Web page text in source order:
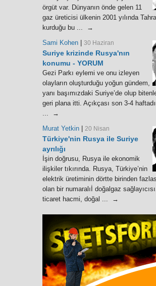
örgüt var. Dünyanın önde gelen 11
gaz üreticisi ülkenin 2001 yılında
kurduğu bu ... →
Sami Kohen
30 Haziran
Suriye krizinde Rusya'nın
konumu - YORUM
Gezi Parkı eylemi ve onu izleyen
olayların oluşturduğu yoğun gündem,
yanı başımızdaki Suriye’de olup
geri plana itti. Açıkçası son 3-4
... →
Murat Yetkin
20 Nisan
Türkiye'nin Rusya ile Suriye
ayrılığı
İşin doğrusu, Rusya ile ekonomik
ilişkiler tıkırında. Rusya, Türkiye’nin
elektrik üretiminin dörtte birinden
olan bir numaralıİ doğalgaz
ticaret hacmi, doğal ... →